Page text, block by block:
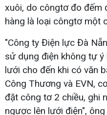
xuôi, do côngtơ đo đếm
hàng là loại côngtơ một
"Công ty Điện lực Đà
sử dụng điện không tự
lưới cho đến khi có văn
Công Thương và EVN,
đặt công tơ 2 chiều, ghi
ngược lên lưới điện",